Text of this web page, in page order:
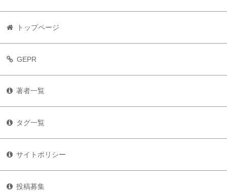
トップページ
GEPR
著者一覧
タグ一覧
サイトポリシー
投稿募集